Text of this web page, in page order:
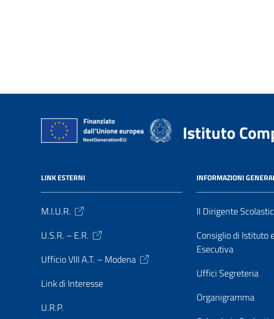
Istituto
LINK ESTERNI
M.I.U.R.
U.S.R. – E.R.
Ufficio VIII A.T. – Modena
Link di Interesse
U.R.P.
INFORMAZIONI
Il Dirigente
Consiglio di Istituto
Esecutiva
Uffici Segreteria
Organigramma